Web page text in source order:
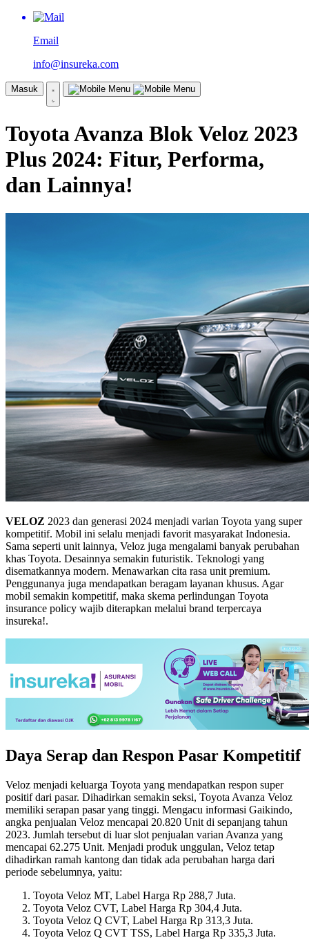
Email
info@insureka.com
Masuk
Toyota Avanza Blok Veloz 2023
Plus 2024: Fitur, Performa,
dan Lainnya!
VELOZ 2023 dan generasi 2024 menjadi varian Toyota yang super
kompetitif. Mobil ini selalu menjadi favorit masyarakat Indonesia.
Sama seperti unit lainnya, Veloz juga mengalami banyak perubahan
khas Toyota. Desainnya semakin futuristik. Teknologi yang
disematkannya modern. Menawarkan cita rasa unit premium.
Penggunanya juga mendapatkan beragam layanan khusus. Agar
mobil semakin kompetitif, maka skema perlindungan Toyota
insurance policy wajib diterapkan melalui brand terpercaya
insureka!.
Daya Serap dan Respon Pasar Kompetitif
Veloz menjadi keluarga Toyota yang mendapatkan respon super
positif dari pasar. Dihadirkan semakin seksi, Toyota Avanza Veloz
memiliki serapan pasar yang tinggi. Mengacu informasi Gaikindo,
angka penjualan Veloz mencapai 20.820 Unit di sepanjang tahun
2023. Jumlah tersebut di luar slot penjualan varian Avanza yang
mencapai 62.275 Unit. Menjadi produk unggulan, Veloz tetap
dihadirkan ramah kantong dan tidak ada perubahan harga dari
periode sebelumnya, yaitu:
Toyota Veloz MT, Label Harga Rp 288,7 Juta.
Toyota Veloz CVT, Label Harga Rp 304,4 Juta.
Toyota Veloz Q CVT, Label Harga Rp 313,3 Juta.
Toyota Veloz Q CVT TSS, Label Harga Rp 335,3 Juta.